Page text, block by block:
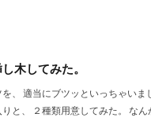
木してみた。
、 適当にブツッといっちゃいま
と、 ２種類用意してみた。 な